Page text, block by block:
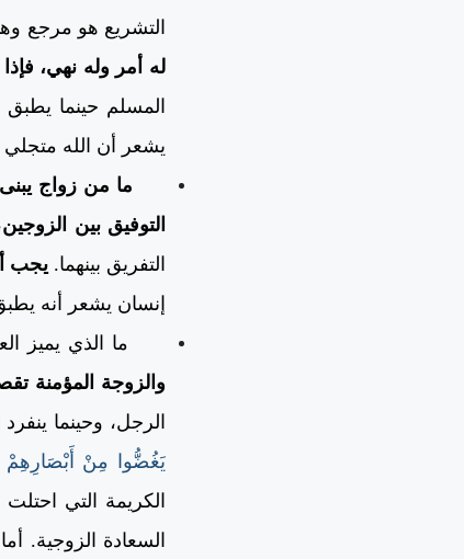
التشريع هو مرجع
له أمر وله نهي،
المسلم حينما
يشعر أن الله متجلي
ما من زواج يبنى
التوفيق بين الزوجين
التفريق بينهما. يجب
إنسان يشعر أنه
ما الذي يميز
والزوجة المؤمنة
الرجل، وحينما
يَغُضُّوا مِنْ أَبْصَارِهِمْ
الكريمة التي
السعادة الزوجية.